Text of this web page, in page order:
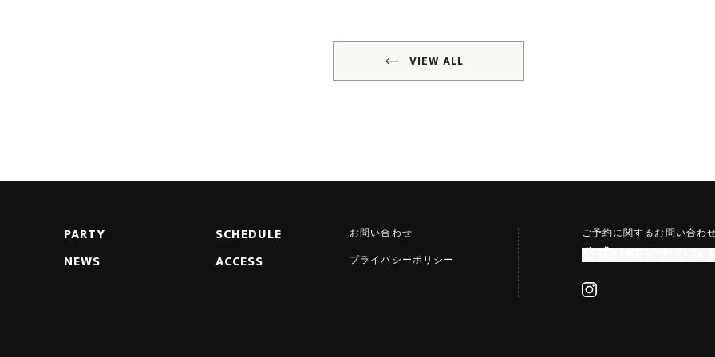
VIEW ALL
PARTY
SCHEDULE
NEWS
ACCESS
お問い合わせ
プライバシーポリシー
ご予約に関するお問い合わ
公式LINEアカウン